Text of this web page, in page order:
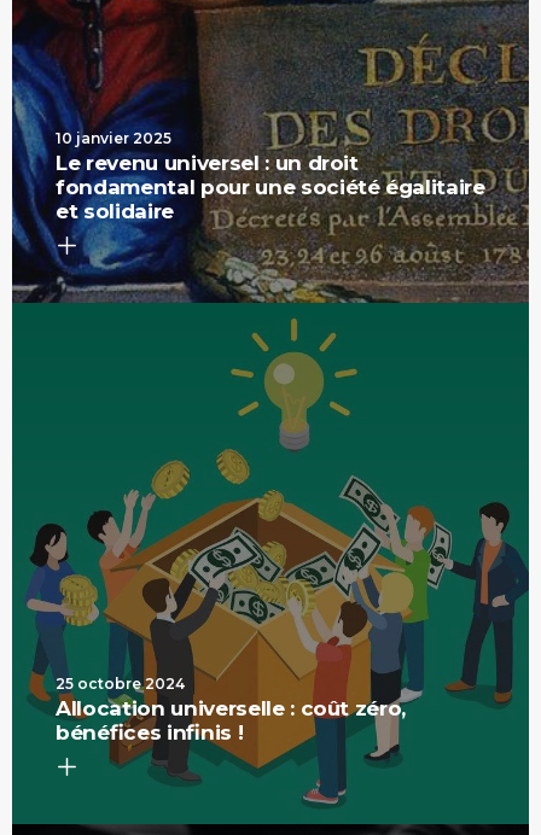
10 janvier 2025
Le revenu universel : un droit
fondamental pour une société égalitaire
et solidaire
25 octobre 2024
Allocation universelle : coût zéro,
bénéfices infinis !